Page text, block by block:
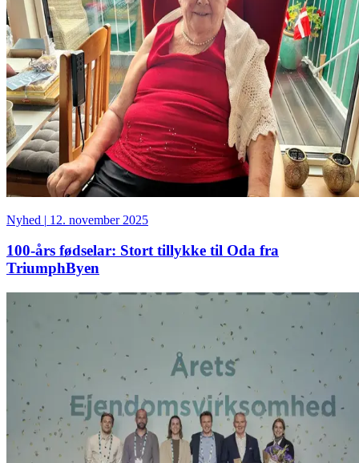
Nyhed | 12. november 2025
100-års fødselar: Stort tillykke til Oda fra
TriumphByen